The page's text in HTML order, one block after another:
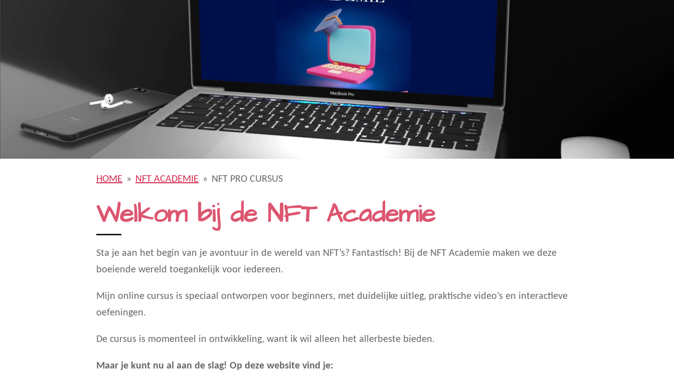
HOME » NFT ACADEMIE » NFT PRO CURSUS
Welkom bij de NFT Academie
Sta je aan het begin van je avontuur in de wereld van NFT’s? Fantastisch! Bij de NFT Academie maken we deze
boeiende wereld toegankelijk voor iedereen.
Mijn online cursus is speciaal ontworpen voor beginners, met duidelijke uitleg, praktische video’s en interactieve
oefeningen.
De cursus is momenteel in ontwikkeling, want ik wil alleen het allerbeste bieden.
Maar je kunt nu al aan de slag! Op deze website vind je: